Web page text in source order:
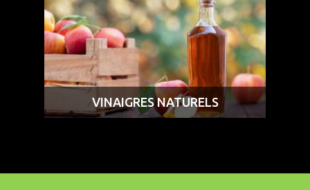
VINAIGRES NATURELS